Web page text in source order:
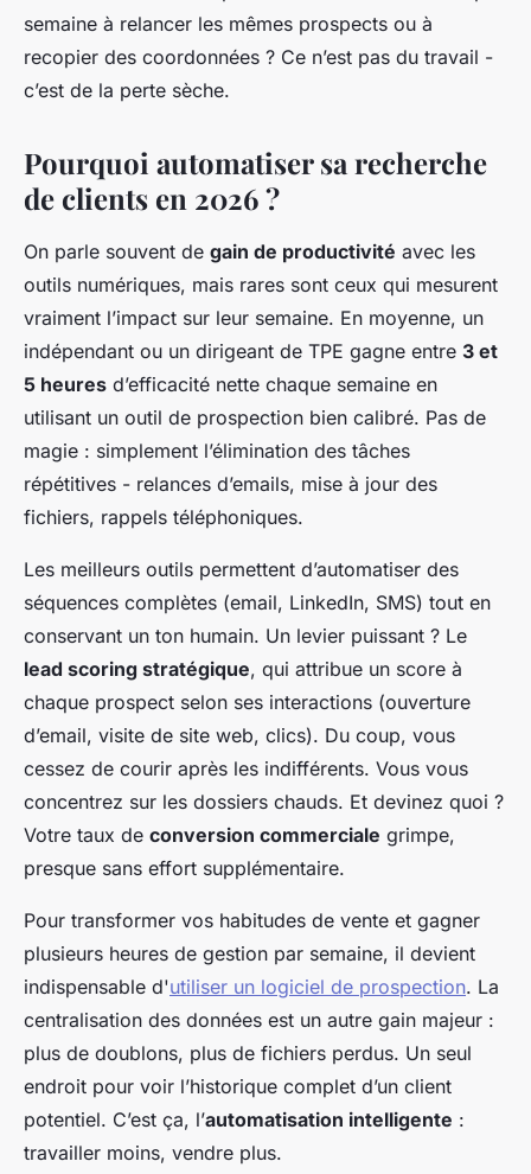
semaine à relancer les mêmes prospects ou à
recopier des coordonnées ? Ce n’est pas du travail -
c’est de la perte sèche.
Pourquoi automatiser sa recherche
de clients en 2026 ?
On parle souvent de gain de productivité avec les
outils numériques, mais rares sont ceux qui mesurent
vraiment l’impact sur leur semaine. En moyenne, un
indépendant ou un dirigeant de TPE gagne entre 3 et
5 heures d’efficacité nette chaque semaine en
utilisant un outil de prospection bien calibré. Pas de
magie : simplement l’élimination des tâches
répétitives - relances d’emails, mise à jour des
fichiers, rappels téléphoniques.
Les meilleurs outils permettent d’automatiser des
séquences complètes (email, LinkedIn, SMS) tout en
conservant un ton humain. Un levier puissant ? Le
lead scoring stratégique, qui attribue un score à
chaque prospect selon ses interactions (ouverture
d’email, visite de site web, clics). Du coup, vous
cessez de courir après les indifférents. Vous vous
concentrez sur les dossiers chauds. Et devinez quoi ?
Votre taux de conversion commerciale grimpe,
presque sans effort supplémentaire.
Pour transformer vos habitudes de vente et gagner
plusieurs heures de gestion par semaine, il devient
indispensable d'utiliser un logiciel de prospection. La
centralisation des données est un autre gain majeur :
plus de doublons, plus de fichiers perdus. Un seul
endroit pour voir l’historique complet d’un client
potentiel. C’est ça, l’automatisation intelligente :
travailler moins, vendre plus.